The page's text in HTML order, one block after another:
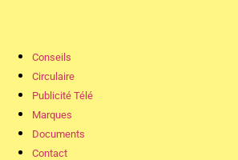
Conseils
Circulaire
Publicité Télé
Marques
Documents
Contact